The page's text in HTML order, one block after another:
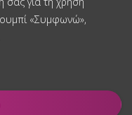
«Συμφωνώ»,
έκπτωση
προσωπικού